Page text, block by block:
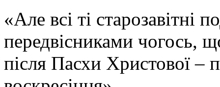
«Але всі ті старозавітні
передвісниками чогось,
після Пасхи Христової –